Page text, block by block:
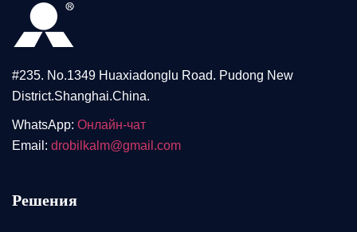
#235. No.1349 Huaxiadonglu Road. Pudong New
District.Shanghai.China.
WhatsApp: Онлайн-чат
Email: drobilkalm@gmail.com
Решения